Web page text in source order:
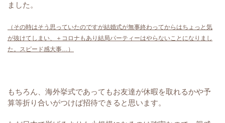
ました。
（その時はそう思っていたのですが結婚式が無事終わってからはちょっと気
が抜けてしまい、＋コロナもあり結局パーティーはやらないことになりまし
た。スピード感大事…）
もちろん、海外挙式であってもお友達が休暇を取れるかや予
算等折り合いがつけば招待できると思います。